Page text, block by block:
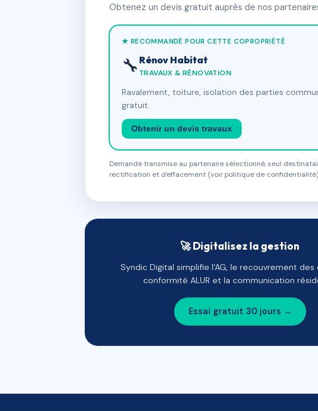
Obtenez un devis gratuit auprès de nos
★ RECOMMANDÉ POUR CETTE COPROPRIÉTÉ
🔧 Rénov Habitat
TRAVAUX & RÉNOVATION
Ravalement, toiture, isolation des parties
gratuit.
Obtenir un devis travaux
Demande transmise au partenaire sélectionné, seul
rectification et d'effacement (voir politique de
🚀 Digitalisez la gestion
Syndic Digital simplifie l'AG, le recouvrement des
conformité ALUR et la communication
Essai gratuit 30 jours →